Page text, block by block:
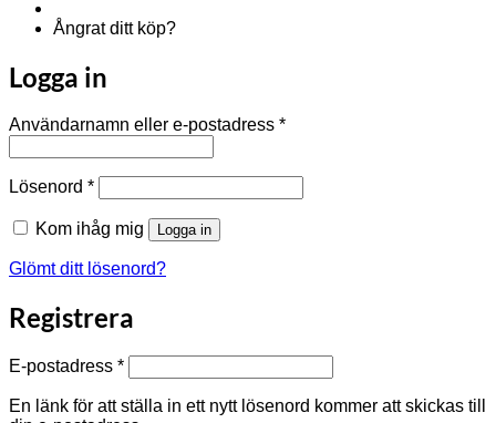
Ångrat ditt köp?
Logga in
Användarnamn eller e-postadress *Obligatoriskt
Lösenord *Obligatoriskt
Kom ihåg mig Logga in
Glömt ditt lösenord?
Registrera
E-postadress *Obligatoriskt
En länk för att ställa in ett nytt lösenord kommer att skickas till